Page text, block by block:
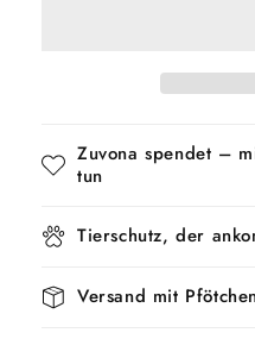
Zuvona spendet –
tun
Tierschutz, der
Versand mit